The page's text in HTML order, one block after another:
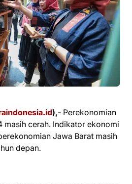
),- Perekonomian
masih cerah. Indikator ekonomi
Jawa Barat masih
depan.